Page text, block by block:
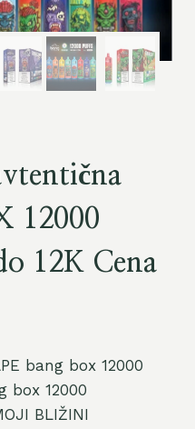
12000
12K Cena
bang box 12000
box 12000
BLIŽINI